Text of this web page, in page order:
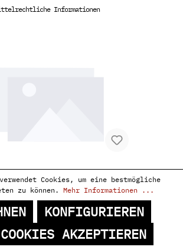
Informationen
LE STANZE IGT 2018
Cookies, um eine bestmögliche
zu können. Mehr Informationen ...
KONFIGURIEREN
AKZEPTIEREN